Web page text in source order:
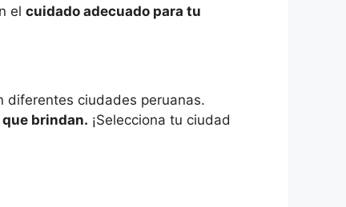
el cuidado adecuado para tu
diferentes ciudades peruanas.
brindan. ¡Selecciona tu ciudad